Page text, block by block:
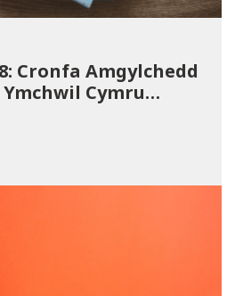
Cronfa Amgylchedd
Cymru